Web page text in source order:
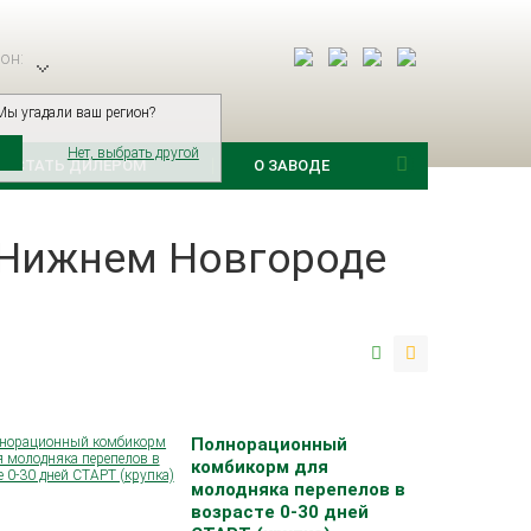
угадали ваш регион?
Нет, выбрать другой
СТАТЬ ДИЛЕРОМ О ЗАВОДЕ
Новгороде
Полнорационный
комбикорм для
молодняка перепелов в
возрасте 0-30 дней